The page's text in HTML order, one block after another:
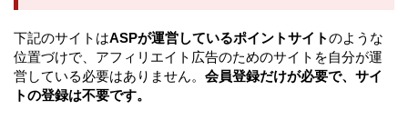
下記のサイトはASPが運営しているポイントサイトのような
位置づけで、アフィリエイト広告のためのサイトを自分が運
営している必要はありません。 会員登録だけが必要で、サイ
トの登録は不要です。